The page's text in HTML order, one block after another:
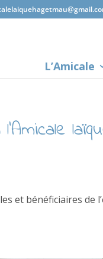
L’Amicale
et bénéficiaires de